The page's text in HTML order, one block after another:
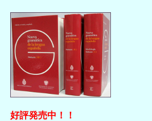
好評発売中！！